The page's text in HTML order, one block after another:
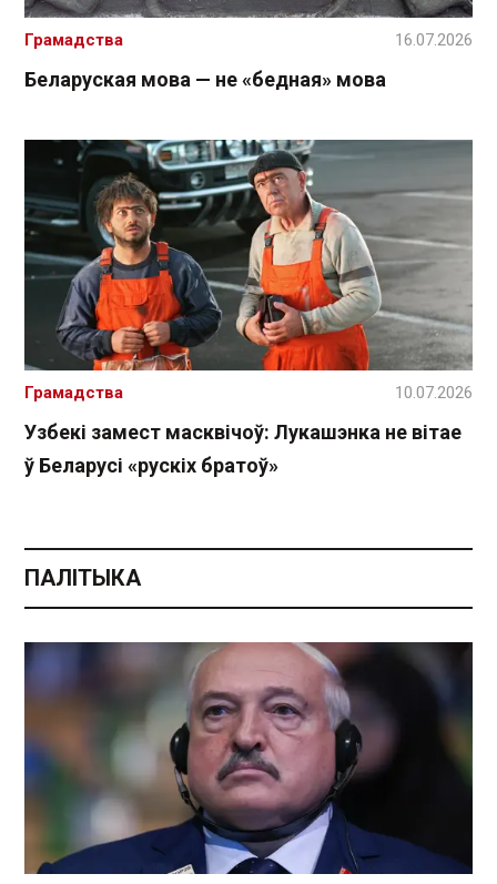
Беларуская мова — не «бедная» мова
Грамадства 16.07.2026
Узбекі замест масквічоў: Лукашэнка не вітае
ў Беларусі «рускіх братоў»
Грамадства 10.07.2026
ПАЛІТЫКА